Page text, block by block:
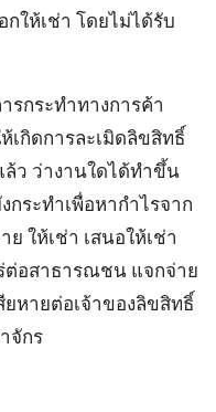
ให้เช่า โดยไม่ได้รับ
รกระทำทางการค้า
กิดการละเมิดลิขสิทธิ์
ล้ว ว่างานใดได้ทำขึ้น
ระทำเพื่อหากำไรจาก
ให้เช่า เสนอให้เช่า
ต่อสาธารณชน แจกจ่าย
หายต่อเจ้าของลิขสิทธิ์
จักร